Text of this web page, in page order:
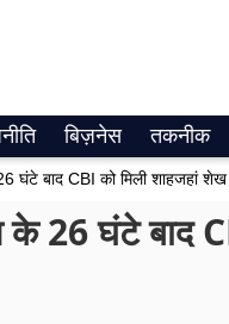
बिज़नेस तकनीक
घंटे बाद CBI को मिली शाहजहां
26 घंटे बाद